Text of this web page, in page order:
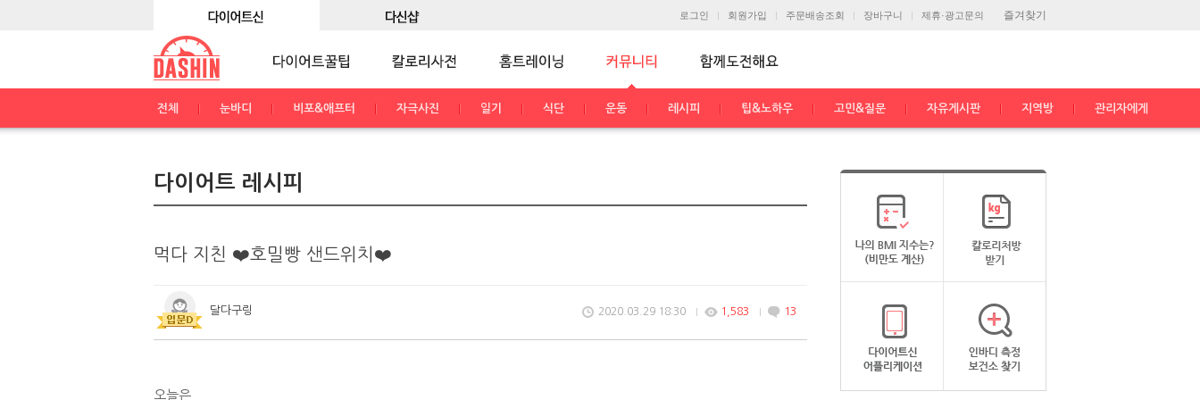
즐겨찾기
로그인 회원가입 주문배송조회 장바구니 제휴·광고문의
전체 눈바디 비포&애프터 자극사진 일기 식단 운동 레시피 팁&노하우 고민&질문 자유게시판 지역방 관리자에게
다이어트 레시피
먹다 지친 ❤️호밀빵 샌드위치❤️
달다구링 2020.03.29 18:30 1,583 13
오늘은